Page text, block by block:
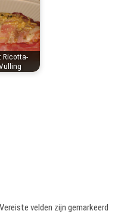
Ricotta-
Vereiste velden zijn gemarkeerd